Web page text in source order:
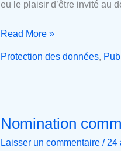
eu le plaisir d’être invité au
et
assureurs
suisses
Read More »
Protection des données,
Nomination
Laisser un commentaire / 24
Nomination
comme